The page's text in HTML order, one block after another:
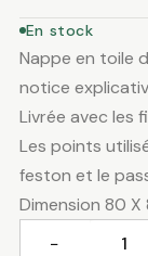
En stock
Nappe en toile
notice
Livrée avec les
Les points
feston et le
Dimension 80 X
−